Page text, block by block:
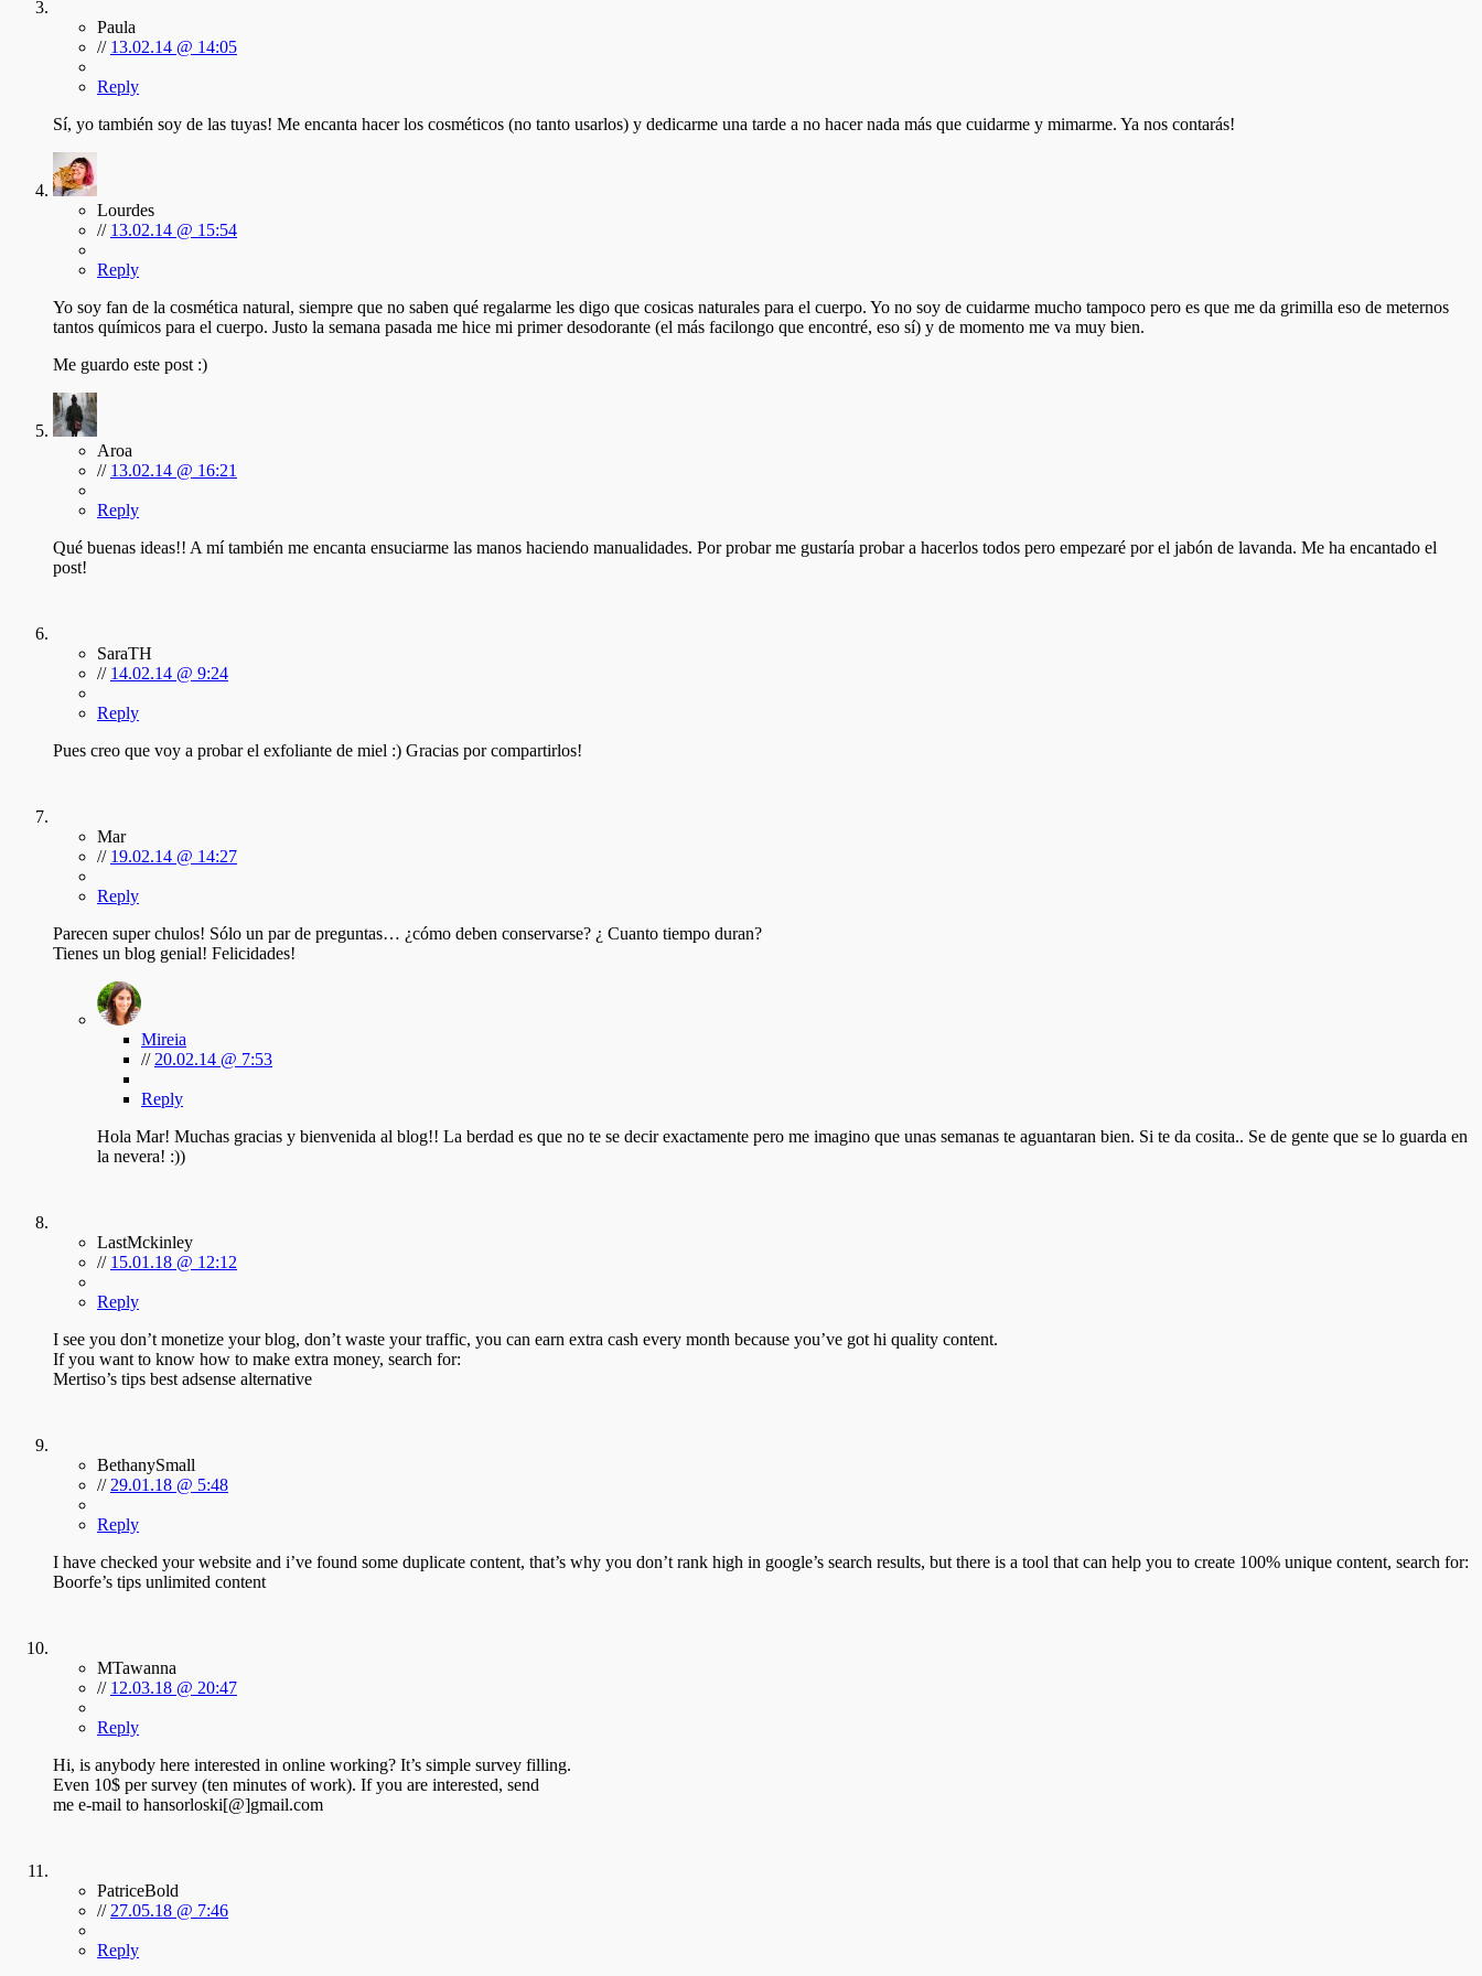
Paula
// 13.02.14 @ 14:05
Reply
Sí, yo también soy de las tuyas! Me encanta hacer los cosméticos (no tanto usarlos) y dedicarme una tarde a no hacer nada más que cuidarme y mimarme. Ya nos contarás!
Lourdes
// 13.02.14 @ 15:54
Reply
Yo soy fan de la cosmética natural, siempre que no saben qué regalarme les digo que cosicas naturales para el cuerpo. Yo no soy de cuidarme mucho tampoco pero es que me da grimilla eso de meternos
tantos químicos para el cuerpo. Justo la semana pasada me hice mi primer desodorante (el más facilongo que encontré, eso sí) y de momento me va muy bien.
Me guardo este post :)
Aroa
// 13.02.14 @ 16:21
Reply
Qué buenas ideas!! A mí también me encanta ensuciarme las manos haciendo manualidades. Por probar me gustaría probar a hacerlos todos pero empezaré por el jabón de lavanda. Me ha encantado el
post!
SaraTH
// 14.02.14 @ 9:24
Reply
Pues creo que voy a probar el exfoliante de miel :) Gracias por compartirlos!
Mar
// 19.02.14 @ 14:27
Reply
Parecen super chulos! Sólo un par de preguntas… ¿cómo deben conservarse? ¿ Cuanto tiempo duran?
Tienes un blog genial! Felicidades!
Mireia
// 20.02.14 @ 7:53
Reply
Hola Mar! Muchas gracias y bienvenida al blog!! La berdad es que no te se decir exactamente pero me imagino que unas semanas te aguantaran bien. Si te da cosita.. Se de gente que se lo guarda en
la nevera! :))
LastMckinley
// 15.01.18 @ 12:12
Reply
I see you don’t monetize your blog, don’t waste your traffic, you can earn extra cash every month because you’ve got hi quality content.
If you want to know how to make extra money, search for:
Mertiso’s tips best adsense alternative
BethanySmall
// 29.01.18 @ 5:48
Reply
I have checked your website and i’ve found some duplicate content, that’s why you don’t rank high in google’s search results, but there is a tool that can help you to create 100% unique content, search for:
Boorfe’s tips unlimited content
MTawanna
// 12.03.18 @ 20:47
Reply
Hi, is anybody here interested in online working? It’s simple survey filling.
Even 10$ per survey (ten minutes of work). If you are interested, send
me e-mail to hansorloski[@]gmail.com
PatriceBold
// 27.05.18 @ 7:46
Reply